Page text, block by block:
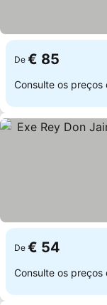
De € 85
Consulte os preços
De € 54
Consulte os preços